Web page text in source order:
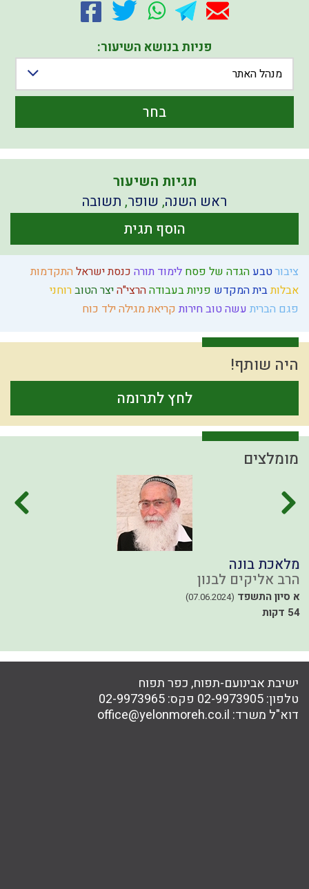
ציבורטבע הגדה של פסח לימוד תורה כנסת ישראל התקדמות
אבלותבית המקדש פניות בעבודההרצי"היצר הטוברוחני
פגם הברית עשה טוב חירות קריאת מגילהילד כוח
היה שותף!
לחץ לתרומה
פניות בנושא השיעור:
מנהל האתר
בחר
תגיות השיעור
ראש השנה, שופר, תשובה
הוסף תגית
מומלצים
מלאכת בונה
הרב אליקים לבנון
א סיון התשפד (07.06.2024)
54 דקות
ישיבת אבינועם-תפוח, כפר תפוח
טלפון:02-9973905 פקס:02-9973965
דוא"ל משרד: office@yelonmoreh.co.il